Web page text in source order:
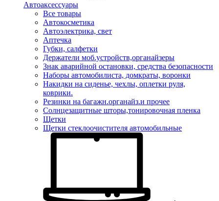
Автоаксессуары
Все товары
Автокосметика
Автоэлектрика, свет
Аптечка
Губки, салфетки
Держатели моб.устройств,органайзеры
Знак аварийной остановки, средства безопасности
Наборы автомобилиста, домкраты, воронки
Накидки на сиденье, чехлы, оплетки руля,
коврики.
Резинки на багажн.органайз.и прочее
Солнцезащитные шторы,тонировочная пленка
Щетки
Щетки стеклоочистителя автомобильные